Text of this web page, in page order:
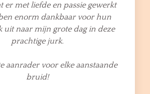
er met liefde en passie gewerkt
enorm dankbaar voor hun
uit naar mijn grote dag in deze
prachtige jurk.
aanrader voor elke aanstaande
bruid!